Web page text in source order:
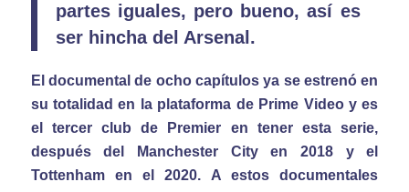
partes iguales, pero bueno, así es
ser hincha del Arsenal.
El documental de ocho capítulos ya se estrenó en
su totalidad en la plataforma de Prime Video y es
el tercer club de Premier en tener esta serie,
después del Manchester City en 2018 y el
Tottenham en el 2020. A estos documentales